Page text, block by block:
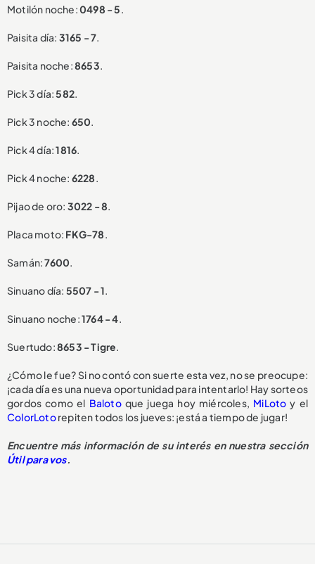
Motilón noche:0498 - 5.
Paisita día: 3165 - 7.
Paisita noche:8653.
Pick 3 día:582.
Pick 3 noche: 650.
Pick 4 día:1816.
Pick 4 noche: 6228.
Pijao de oro: 3022 - 8.
Placa moto: FKG-78.
Samán:7600.
Sinuano día: 5507 - 1.
Sinuano noche:1764 - 4.
Suertudo:8653 - Tigre.
¿Cómo le fue? Si no contó con suerte esta vez, no se preocupe:
¡cada día es una nueva oportunidad para intentarlo! Hay sorteos
gordos como el Balotoque juega hoy miércoles, MiLoto y el
ColorLotorepiten todos los jueves: ¡está a tiempo de jugar!
Encuentre más información de su interés en nuestra sección
Útil para vos.